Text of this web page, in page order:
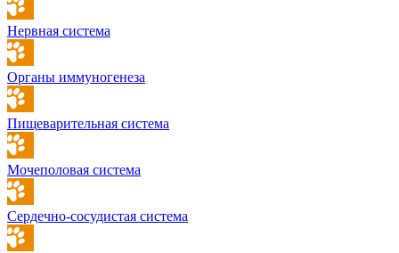
Нервная система
Органы иммуногенеза
Пищеварительная система
Мочеполовая система
Сердечно-сосудистая система